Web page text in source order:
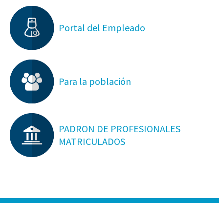
Portal del Empleado
Para la población
PADRON DE PROFESIONALES
MATRICULADOS